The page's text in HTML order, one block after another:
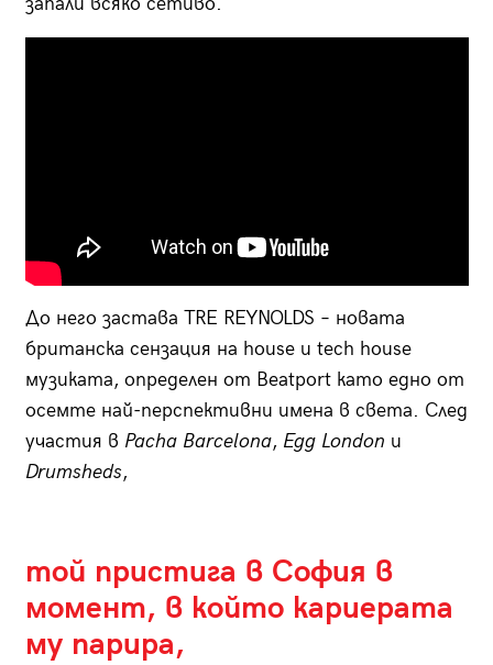
До него застава TRE REYNOLDS – новата
британска сензация на house и tech house
музиката, определен от Beatport като едно от
осемте най-перспективни имена в света. След
участия в Pacha Barcelona, Egg London и
Drumsheds,
той пристига в София в
момент, в който кариерата
му парира,